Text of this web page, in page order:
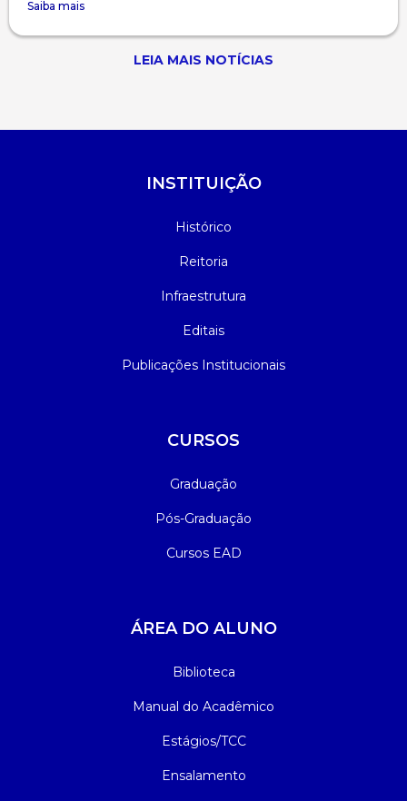
Saiba mais
LEIA MAIS NOTÍCIAS
INSTITUIÇÃO
Histórico
Reitoria
Infraestrutura
Editais
Publicações Institucionais
CURSOS
Graduação
Pós-Graduação
Cursos EAD
ÁREA DO ALUNO
Biblioteca
Manual do Acadêmico
Estágios/TCC
Ensalamento